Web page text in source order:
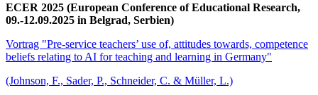
ECER 2025 (European Conference of Educational Research,
09.-12.09.2025 in Belgrad, Serbien)
Vortrag "Pre-service teachers’ use of, attitudes towards, competence
beliefs relating to AI for teaching and learning in Germany"
(Johnson, F., Sader, P., Schneider, C. & Müller, L.)